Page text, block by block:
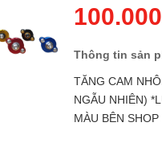
Thông tin sản
TĂNG CAM
NGẪU NHIÊN)
MÀU BÊN